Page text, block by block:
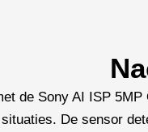
de Sony AI ISP
De sensor